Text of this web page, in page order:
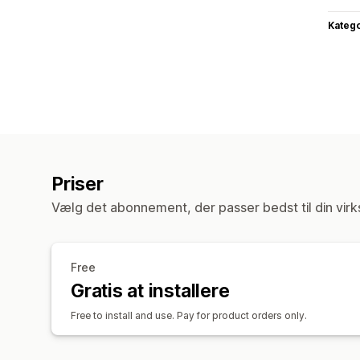
Priser
Vælg det abonnement, der passer bedst til din
Free
Gratis at installere
Free to install and use. Pay for product orders only.